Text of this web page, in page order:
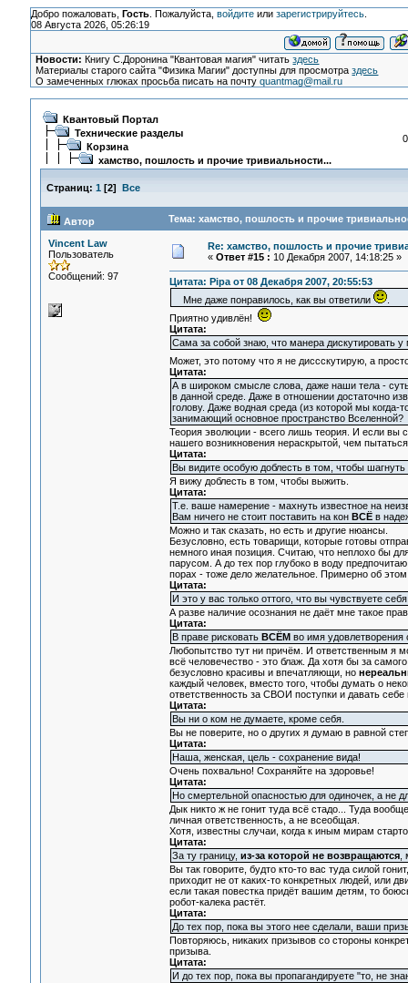
Добро пожаловать, Гость. Пожалуйста, войдитеили зарегистрируйтесь.
08 Августа 2026, 05:26:19
Новости: Книгу С.Доронина "Квантовая магия" читатьздесь
Материалы старого сайта "Физика Магии" доступны для просмотраздесь
О замеченных глюках просьба писать на почтуquantmag@mail.ru
Квантовый Портал
Технические разделы
Корзина
хамство, пошлость и прочие тривиальности...
Страниц: 1 [2] Все
Автор Тема: хамство, пошлость и прочие
Vincent Law
Пользователь
Сообщений: 97
Re: хамство, пошлость и прочие
« Ответ #15 : 10 Декабря 2007, 14:18:25 »
Цитата: Pipa от 08 Декабря 2007, 20:55:53
Мне даже понравилось, как вы ответили
.
Приятно удивлён!
Цитата:
Сама за собой знаю, что манера дискутировать
Может, это потому что я не диссскутирую, а
Цитата:
А в широком смысле слова, даже наши тела -
в данной среде. Даже в отношении достаточно
голову. Даже водная среда (из которой мы
занимающий основное пространство Вселенной?
Теория эволюции - всего лишь теория. И если вы
нашего возникновения нераскрытой, чем
Цитата:
Вы видите особую доблесть в том, чтобы
Я вижу доблесть в том, чтобы выжить.
Цитата:
Т.е. ваше намерение - махнуть известное на
Вам ничего не стоит поставить на кон ВСЁв
Можно и так сказать, но есть и другие нюансы.
Безусловно, есть товарищи, которые готовы
немного иная позиция. Считаю, что неплохо бы
парусом. А до тех пор глубоко в воду
порах - тоже дело желательное. Примерно об
Цитата:
И это у вас только оттого, что вы чувствуете
А разве наличие осознания не даёт мне такое
Цитата:
В праве рисковать ВСЁМ во имя удовлетворения
Любопытство тут ни причём. И ответственным я
всё человечество - это блаж. Да хотя бы за
безусловно красивы и впечатляющи, но
каждый человек, вместо того, чтобы думать о
ответственность за СВОИ поступки и давать
Цитата:
Вы ни о ком не думаете, кроме себя.
Вы не поверите, но о других я думаю в равной
Цитата:
Наша, женская, цель - сохранение вида!
Очень похвально! Сохраняйте на здоровье!
Цитата:
Но смертельной опасностью для одиночек, а не
Дык никто ж не гонит туда всё стадо... Туда
личная ответственность, а не всеобщая.
Хотя, известны случаи, когда к иным мирам
Цитата:
За ту границу, из-за которой не возвращаются,
Вы так говорите, будто кто-то вас туда силой
приходит не от каких-то конкретных людей, или
если такая повестка придёт вашим детям, то
робот-калека растёт.
Цитата:
До тех пор, пока вы этого нее сделали, ваши
Повторяюсь, никаких призывов со стороны
призыва.
Цитата:
И до тех пор, пока вы пропагандируете "то, не